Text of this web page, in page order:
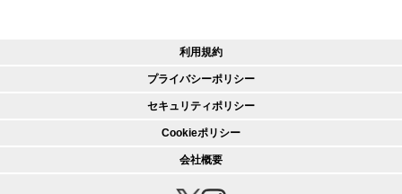
利用規約
プライバシーポリシー
セキュリティポリシー
Cookieポリシー
会社概要